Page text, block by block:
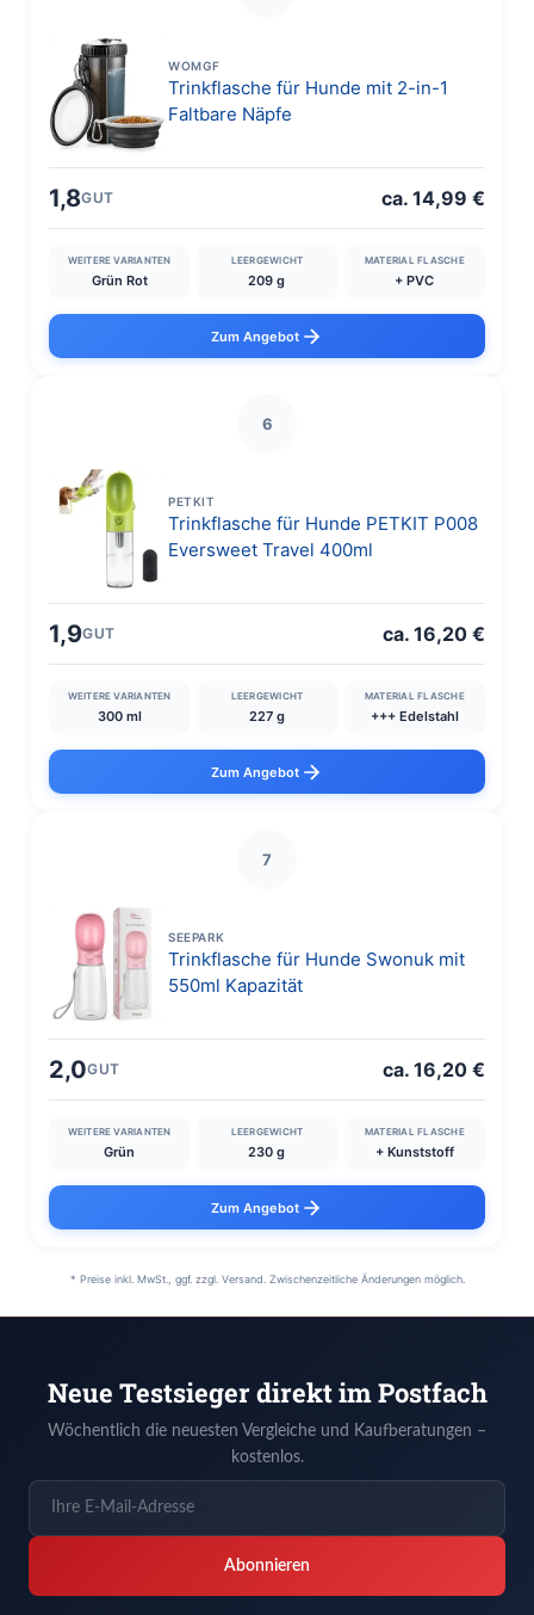
WOMGF
Trinkflasche für Hunde mit 2-in-1
Faltbare Näpfe
1,8GUT ca. 14,99 €
WEITERE VARIANTEN
Grün Rot
LEERGEWICHT
209 g
MATERIAL FLASCHE
+ PVC
Zum Angebot
6
PETKIT
Trinkflasche für Hunde PETKIT P008
Eversweet Travel 400ml
1,9GUT ca. 16,20 €
WEITERE VARIANTEN
300 ml
LEERGEWICHT
227 g
MATERIAL FLASCHE
+++ Edelstahl
Zum Angebot
7
SEEPARK
Trinkflasche für Hunde Swonuk mit
550ml Kapazität
2,0GUT ca. 16,20 €
WEITERE VARIANTEN
Grün
LEERGEWICHT
230 g
MATERIAL FLASCHE
+ Kunststoff
Zum Angebot
* Preise inkl. MwSt., ggf. zzgl. Versand. Zwischenzeitliche Änderungen möglich.
Neue Testsieger direkt im Postfach
Wöchentlich die neuesten Vergleiche und Kaufberatungen –
kostenlos.
Abonnieren